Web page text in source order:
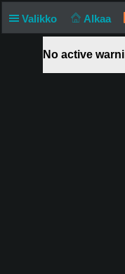
Valikko Alkaa
No active